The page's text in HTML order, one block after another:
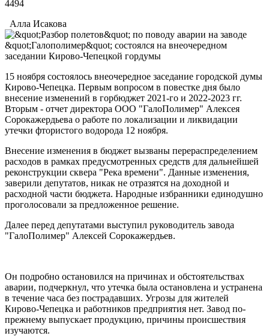
4494
Алла Исакова
15 ноября состоялось внеочередное заседание городской думы
Кирово-Чепецка. Первым вопросом в повестке дня было
внесение изменений в горбюджет 2021-го и 2022-2023 гг.
Вторым - отчет директора ООО "ГалоПолимер" Алексея
Сорокажердьева о работе по локализации и ликвидации
утечки фтористого водорода 12 ноября.
Внесение изменения в бюджет вызваны перераспределением
расходов в рамках предусмотренных средств для дальнейшей
реконструкции сквера "Река времени". Данные изменения,
заверили депутатов, никак не отразятся на доходной и
расходной части бюджета. Народные избранники единодушно
проголосовали за предложенное решение.
Далее перед депутатами выступил руководитель завода
"ГалоПолимер" Алексей Сорокажердьев.
Он подробно остановился на причинах и обстоятельствах
аварии, подчеркнул, что утечка была остановлена и устранена
в течение часа без пострадавших. Угрозы для жителей
Кирово-Чепецка и работников предприятия нет. Завод по-
прежнему выпускает продукцию, причины происшествия
изучаются.